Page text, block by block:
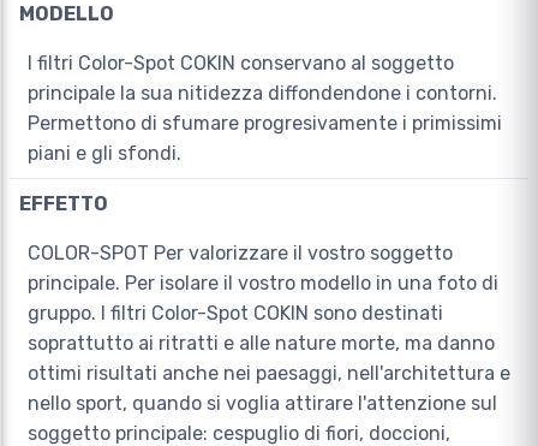
MODELLO
I filtri Color-Spot COKIN conservano al soggetto
principale la sua nitidezza diffondendone i contorni.
Permettono di sfumare progresivamente i primissimi
piani e gli sfondi.
EFFETTO
COLOR-SPOT Per valorizzare il vostro soggetto
principale. Per isolare il vostro modello in una foto di
gruppo. I filtri Color-Spot COKIN sono destinati
soprattutto ai ritratti e alle nature morte, ma danno
ottimi risultati anche nei paesaggi, nell'architettura e
nello sport, quando si voglia attirare l'attenzione sul
soggetto principale: cespuglio di fiori, doccioni,